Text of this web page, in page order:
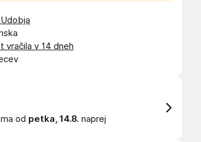
vračila v 14 dneh
od petka, 14.8. naprej